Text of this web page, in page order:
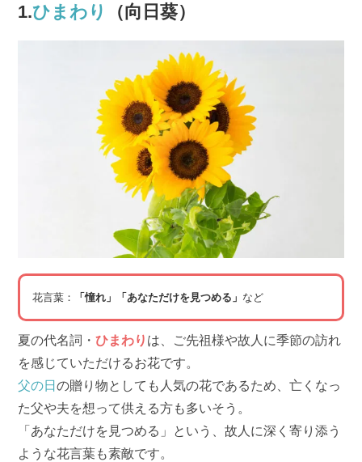
1.ひまわり （向日葵）
花言葉： 「憧れ」「あなただけを見つめる」 など
夏の代名詞・ひまわり は、ご先祖様や故人に季節の訪れ
を感じていただけるお花です。
父の日の贈り物としても人気の花であるため、亡くなっ
た父や夫を想って供える方も多いそう。
「あなただけを見つめる」という、故人に深く寄り添う
ような花言葉も素敵です。